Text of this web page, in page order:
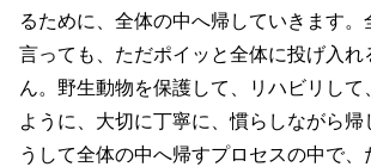
るために、全体の中へ帰していきます。
言っても、ただポイッと全体に投げ入
ん。野生動物を保護して、リハビリし
ように、大切に丁寧に、慣らしながら
うして全体の中へ帰すプロセスの中で